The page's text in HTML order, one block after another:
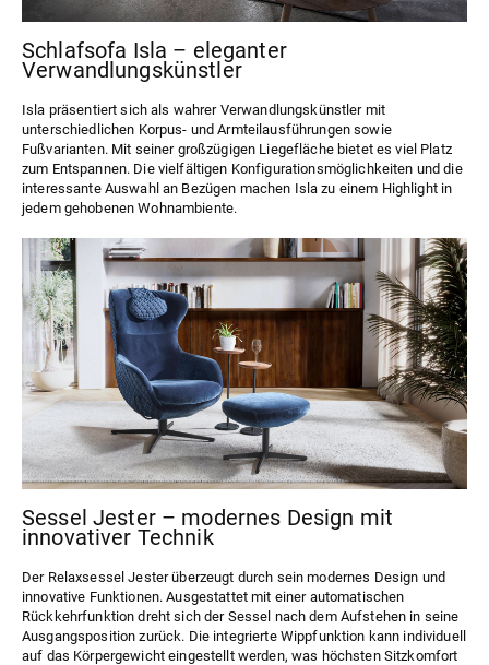
Schlafsofa Isla – eleganter
Verwandlungskünstler
Isla präsentiert sich als wahrer Verwandlungskünstler mit
unterschiedlichen Korpus- und Armteilausführungen sowie
Fußvarianten. Mit seiner großzügigen Liegefläche bietet es viel Platz
zum Entspannen. Die vielfältigen Konfigurationsmöglichkeiten und die
interessante Auswahl an Bezügen machen Isla zu einem Highlight in
jedem gehobenen Wohnambiente.
Sessel Jester – modernes Design mit
innovativer Technik
Der Relaxsessel Jesterüberzeugt durch sein modernes Design und
innovative Funktionen. Ausgestattet mit einer automatischen
Rückkehrfunktion dreht sich der Sessel nach dem Aufstehen in seine
Ausgangsposition zurück. Die integrierte Wippfunktion kann individuell
auf das Körpergewicht eingestellt werden, was höchsten Sitzkomfort